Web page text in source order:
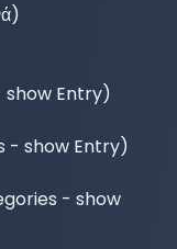
show Entry)
- show Entry)
- show